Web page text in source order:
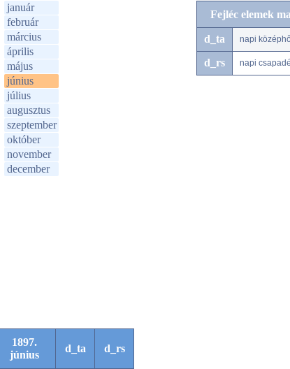
január
február
március
április
május
június
július
augusztus
szeptember
október
november
december
Fejléc elemek
d_ta napi
d_rs napi
1897.
június
d_ta d_rs